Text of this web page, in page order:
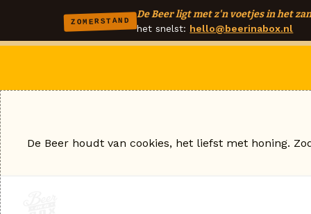
ZOMERSTAND
De Beer ligt met z'n voetjes in het
het snelst: hello@beerinabox.nl
De Beer houdt van cookies, het liefst met honing.